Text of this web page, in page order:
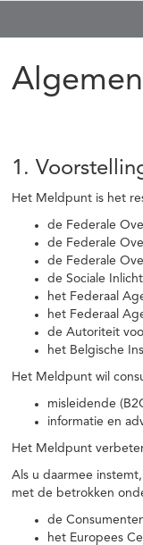
1.
Het Meldpunt is het
de Federale
de Federale
de Federale
de Sociale
het Federaal
het Federaal
de Autoriteit
het Belgische
Het Meldpunt wil
misleidende
informatie en
Het Meldpunt
Als u daarmee
met de betrokken
de
het Europees